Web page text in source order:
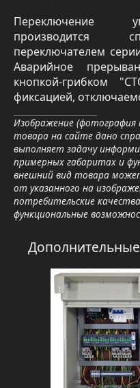
Переключение
производится
переключателем
Аварийное
кнопкой-грибком
фиксацией,
Изображение (фотография
товара на сайте дано
выполняет задачу
примерных габаритах и
внешний вид товара
от указанного на
потребительские
функциональные